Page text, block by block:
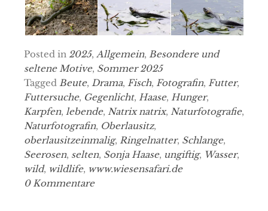
Posted in 2025, Allgemein, Besondere und
seltene Motive, Sommer 2025
Tagged Beute, Drama, Fisch, Fotografin, Futter,
Futtersuche, Gegenlicht, Haase, Hunger,
Karpfen, lebende, Natrix natrix, Naturfotografie,
Naturfotografin, Oberlausitz,
oberlausitzeinmalig, Ringelnatter, Schlange,
Seerosen, selten, Sonja Haase, ungiftig, Wasser,
wild, wildlife, www.wiesensafari.de
0 Kommentare